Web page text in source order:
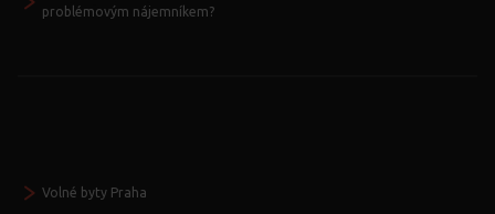
problémovým nájemníkem?
Volné byty Praha